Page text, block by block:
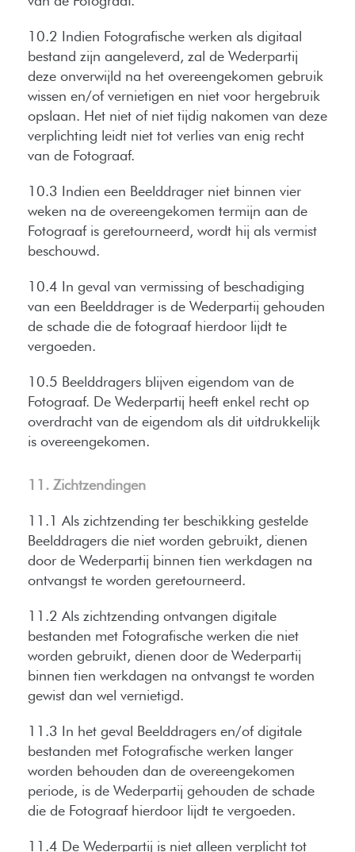
10.2 Indien Fotografische werken als digitaal
bestand zijn aangeleverd, zal de Wederpartij
deze onverwijld na het overeengekomen gebruik
wissen en/of vernietigen en niet voor hergebruik
opslaan. Het niet of niet tijdig nakomen van deze
verplichting leidt niet tot verlies van enig recht
van de Fotograaf.
10.3 Indien een Beelddrager niet binnen vier
weken na de overeengekomen termijn aan de
Fotograaf is geretourneerd, wordt hij als vermist
beschouwd.
10.4 In geval van vermissing of beschadiging
van een Beelddrager is de Wederpartij gehouden
de schade die de fotograaf hierdoor lijdt te
vergoeden.
10.5 Beelddragers blijven eigendom van de
Fotograaf. De Wederpartij heeft enkel recht op
overdracht van de eigendom als dit uitdrukkelijk
is overeengekomen.
11. Zichtzendingen
11.1 Als zichtzending ter beschikking gestelde
Beelddragers die niet worden gebruikt, dienen
door de Wederpartij binnen tien werkdagen na
ontvangst te worden geretourneerd.
11.2 Als zichtzending ontvangen digitale
bestanden met Fotografische werken die niet
worden gebruikt, dienen door de Wederpartij
binnen tien werkdagen na ontvangst te worden
gewist dan wel vernietigd.
11.3 In het geval Beelddragers en/of digitale
bestanden met Fotografische werken langer
worden behouden dan de overeengekomen
periode, is de Wederpartij gehouden de schade
die de Fotograaf hierdoor lijdt te vergoeden.
11.4 De Wederpartij is niet alleen verplicht tot